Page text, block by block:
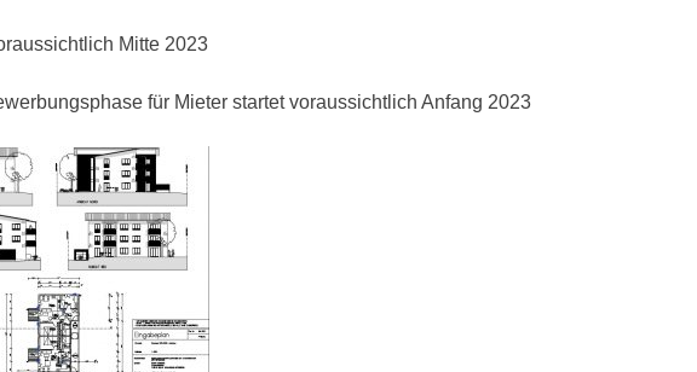
Mitte 2023
für Mieter startet voraussichtlich Anfang 2023